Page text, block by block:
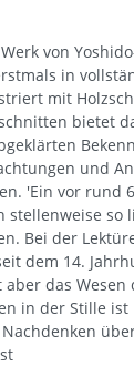
von
in
mit
bietet
und
'Ein vor rund
stellenweise so
Bei der
dem 14.
das Wesen
in der Stille ist